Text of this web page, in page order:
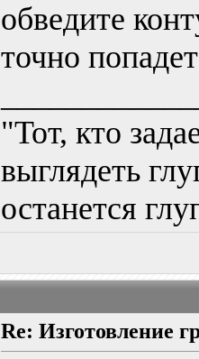
обведите
точно
"Тот, кто
выглядеть
останется
Re: Изготовление